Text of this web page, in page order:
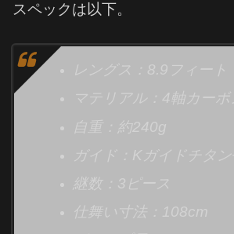
スペックは以下。
レングス：8.9フィート
マテリアル：4軸カーボ
自重：約240g
ガイド：Kガイドチタン
継数：3ピース
仕舞い寸法：108cm